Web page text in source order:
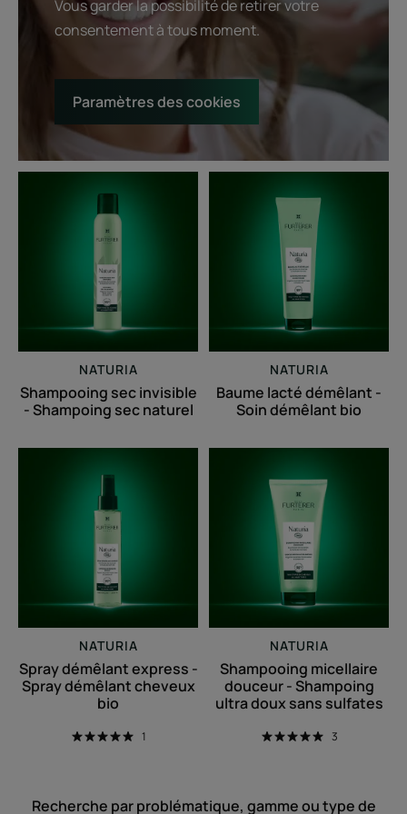
Vous garder la possibilité de retirer votre
consentement à tous moment.
Paramètres des cookies
invisible
-
Shampoing
sec
naturel
NATURIA
Shampooing sec invisible
- Shampoing sec naturel
lacté
démêlant
-
Soin
démêlant
bio
NATURIA
Baume lacté démêlant -
Soin démêlant bio
démêlant
express
-
Spray
démêlant
cheveux
bio
NATURIA
Spray démêlant express -
Spray démêlant cheveux
bio
1
micellaire
douceur
-
Shampoing
ultra
doux
sans
sulfates
NATURIA
Shampooing micellaire
douceur - Shampoing
ultra doux sans sulfates
3
Recherche par problématique, gamme ou type de